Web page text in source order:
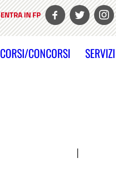
ENTRA IN FP
CORSI/CONCORSI SERVIZI